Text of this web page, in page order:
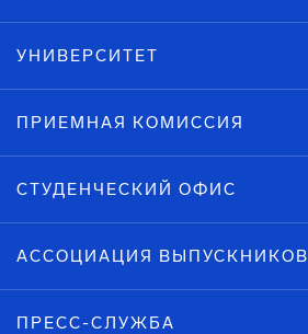
УНИВЕРСИТЕТ
ПРИЕМНАЯ КОМИССИЯ
СТУДЕНЧЕСКИЙ ОФИС
АССОЦИАЦИЯ ВЫПУСКНИКОВ
ПРЕСС-СЛУЖБА